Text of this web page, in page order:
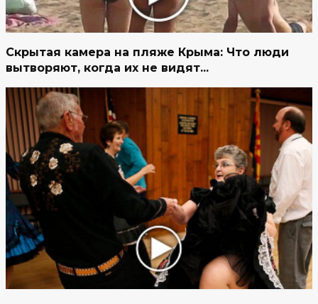
Скрытая камера на пляже Крыма: Что люди
вытворяют, когда их не видят...